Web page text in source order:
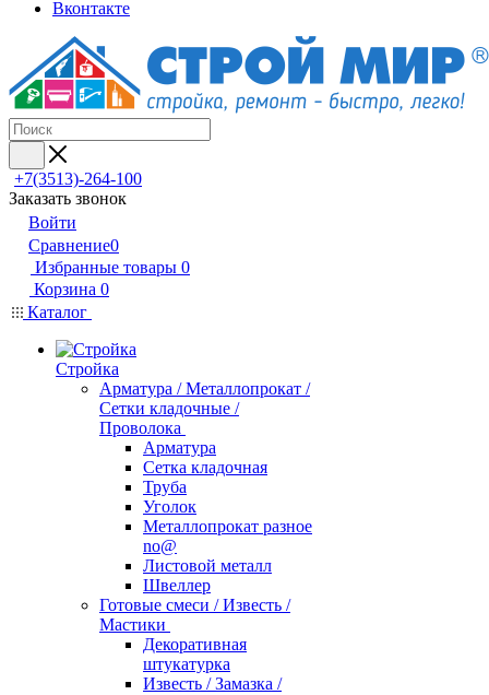
Вконтакте
+7(3513)-264-100
Заказать звонок
Войти
Сравнение0
Избранные товары 0
Корзина 0
Каталог
Стройка
Арматура / Металлопрокат /
Сетки кладочные /
Проволока
Арматура
Сетка кладочная
Труба
Уголок
Металлопрокат разное
no@
Листовой металл
Швеллер
Готовые смеси / Известь /
Мастики
Декоративная
штукатурка
Известь / Замазка /